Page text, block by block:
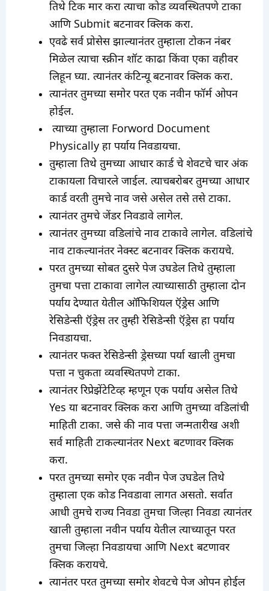
तिथे टिक मार करा त्याचा कोड व्यवस्थितपणे टाका
आणि Submit बटनावर क्लिक करा.
एवढे सर्व प्रोसेस झाल्यानंतर तुम्हाला टोकन नंबर
मिळेल त्याचा स्क्रीन शॉट काढा किंवा एका वहीवर
लिहून घ्या. त्यानंतर कंटिन्यू बटनावर क्लिक करा.
त्यानंतर तुमच्या समोर परत एक नवीन फॉर्म ओपन
होईल.
त्याच्या तुम्हाला Forword Document
Physically हा पर्याय निवडायचा.
तुम्हाला तिथे तुमच्या आधार कार्ड चे शेवटचे चार अंक
टाकायला विचारले जाईल. त्याचबरोबर तुमच्या आधार
कार्ड वरती तुमचे नाव जसे असेल तसे तसे टाका.
त्यानंतर तुमचे जेंडर निवडावे लागेल.
त्यानंतर तुमच्या वडिलांचे नाव टाकावे लागेल. वडिलांचे
नाव टाकल्यानंतर नेक्स्ट बटनावर क्लिक करायचे.
परत तुमच्या सोबत दुसरे पेज उघडेल तिथे तुम्हाला
तुमचा पत्ता टाकावा लागेल त्याच्यासाठी तुम्हाला दोन
पर्याय देण्यात येतील ऑफिशियल ऍड्रेस आणि
रेसिडेन्सी ऍड्रेस तर तुम्ही रेसिडेन्सी ऍड्रेस हा पर्याय
निवडायचा.
त्यानंतर फक्त रेसिडेन्सी ड्रेसच्या पर्या खाली तुमचा
पत्ता न चुकता व्यवस्थितपणे टाका.
त्यानंतर रिप्रेझेंटेटिव्ह म्हणून एक पर्याय असेल तिथे
Yes या बटनावर क्लिक करा आणि तुमच्या वडिलांची
माहिती टाका. जसे की नाव पत्ता जन्मतारीख अशी
सर्व माहिती टाकल्यानंतर Next बटणावर क्लिक
करा.
परत तुमच्या समोर एक नवीन पेज उघडेल तिथे
तुम्हाला एक कोड निवडावा लागत असतो. सर्वात
आधी तुमचे राज्य निवडा तुमचा जिल्हा निवडा त्यानंतर
खाली तुम्हाला नवीन पर्याय येतील त्याच्यातून परत
तुमचा जिल्हा निवडायचा आणि Next बटणावर
क्लिक करायचे.
त्यानंतर परत तुमच्या समोर शेवटचे पेज ओपन होईल